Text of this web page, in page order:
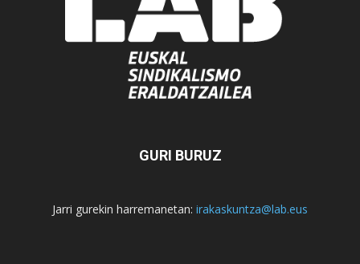
GURI BURUZ
Jarri gurekin harremanetan: irakaskuntza@lab.eus